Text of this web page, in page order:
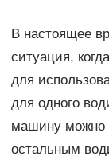
В настоящее
ситуация,
для
для одного
машину можно
остальным